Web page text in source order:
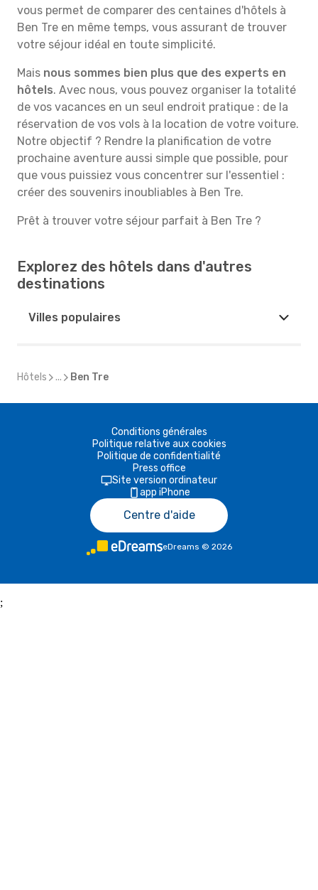
vous permet de comparer des centaines d'hôtels à
Ben Tre en même temps, vous assurant de trouver
votre séjour idéal en toute simplicité.
Mais nous sommes bien plus que des experts en
hôtels. Avec nous, vous pouvez organiser la totalité
de vos vacances en un seul endroit pratique : de la
réservation de vos vols à la location de votre voiture.
Notre objectif ? Rendre la planification de votre
prochaine aventure aussi simple que possible, pour
que vous puissiez vous concentrer sur l'essentiel :
créer des souvenirs inoubliables à Ben Tre.
Prêt à trouver votre séjour parfait à Ben Tre ?
Explorez des hôtels dans d'autres
destinations
Villes populaires
Hôtels ... Ben Tre
Conditions générales
Politique relative aux cookies
Politique de confidentialité
Press office
Site version ordinateur
app iPhone
Centre d'aide
eDreams © 2026
;